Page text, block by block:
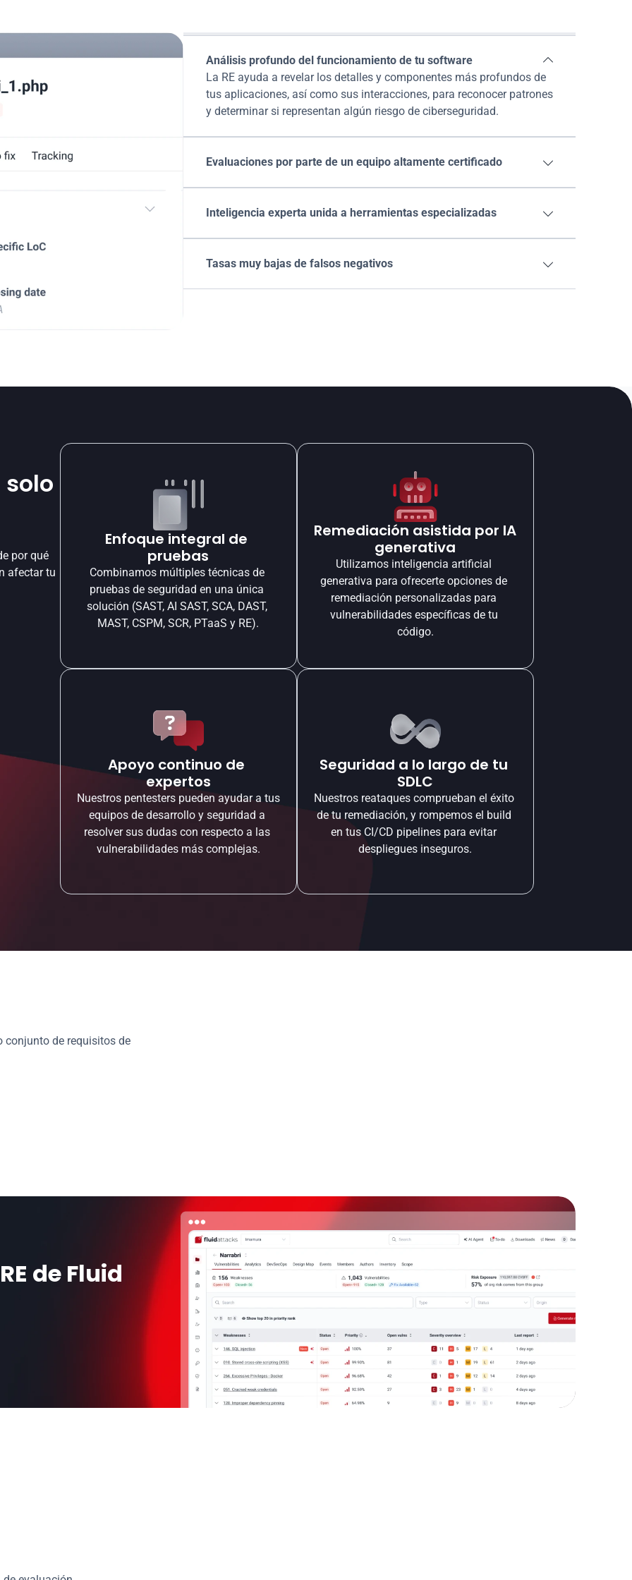
(RE) de Fluid Attacks
Análisis profundo del funcionamiento de tu software 
La RE ayuda a revelar los detalles y componentes más profundos de
tus aplicaciones, así como sus interacciones, para reconocer patrones
y determinar si representan algún riesgo de ciberseguridad.
Evaluaciones por parte de un equipo altamente certificado 
Inteligencia experta unida a herramientas especializadas 
Tasas muy bajas de falsos negativos 
por qué
afectar tu
Enfoque integral de
pruebas
Combinamos múltiples técnicas de
pruebas de seguridad en una única
solución (SAST, AI SAST, SCA, DAST,
MAST, CSPM, SCR, PTaaS y RE).
Remediación asistida por IA
generativa
Utilizamos inteligencia artificial
generativa para ofrecerte opciones de
remediación personalizadas para
vulnerabilidades específicas de tu
código.
Apoyo continuo de
expertos
Nuestros pentesters pueden ayudar a tus
equipos de desarrollo y seguridad a
resolver sus dudas con respecto a las
vulnerabilidades más complejas.
Seguridad a lo largo de tu
SDLC
Nuestros reataques comprueban el éxito
de tu remediación, y rompemos el build
en tus CI/CD pipelines para evitar
despliegues inseguros.
conjunto de requisitos de
de Fluid